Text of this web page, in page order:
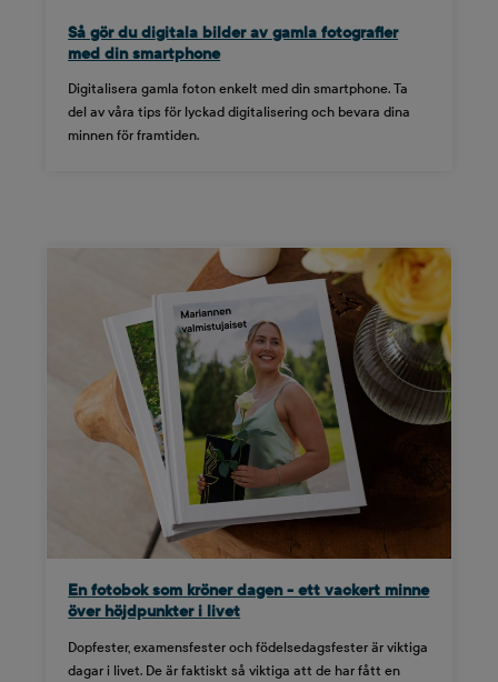
Så gör du digitala bilder av gamla fotografier
med din smartphone
Digitalisera gamla foton enkelt med din smartphone. Ta
del av våra tips för lyckad digitalisering och bevara dina
minnen för framtiden.
En fotobok som kröner dagen - ett vackert minne
över höjdpunkter i livet
Dopfester, examensfester och födelsedagsfester är viktiga
dagar i livet. De är faktiskt så viktiga att de har fått en